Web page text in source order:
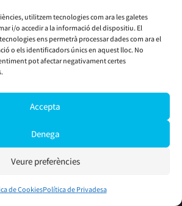
utilitzem tecnologies com ara les galetes
i/o accedir a la informació del dispositiu. El
ens permetrà processar dades com ara el
o els identificadors únics en aquest lloc. No
pot afectar negativament certes
Accepta
Denega
Veure preferències
de CookiesPolítica de Privadesa
un actiu clau
oferir-te la millor experiència a la nostra web.
.
Configurar